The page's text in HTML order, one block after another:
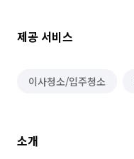
제공 서비스
이사청소/입주청소
소개